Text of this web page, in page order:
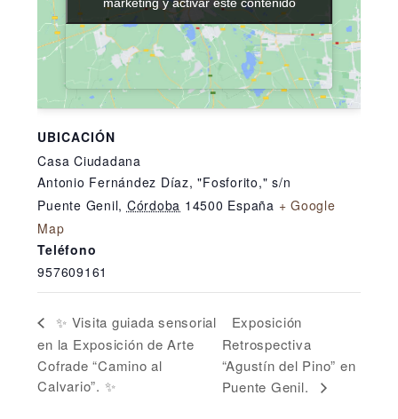
UBICACIÓN
Casa Ciudadana
Antonio Fernández Díaz, "Fosforito," s/n
Puente Genil, Córdoba 14500 España + Google
Map
Teléfono
957609161
✨ Visita guiada sensorial
en la Exposición de Arte
Cofrade “Camino al
Calvario”. ✨
Exposición
Retrospectiva
“Agustín del Pino” en
Puente Genil.